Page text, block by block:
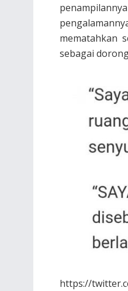
mematahkan
sebagai
https://